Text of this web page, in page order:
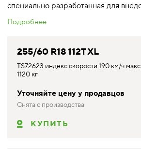
специально разработанная для
Подробнее
255/60 R18 112T XL
TS72623 индекс скорости 190 км/ч
1120 кг
Уточняйте цену у продавцов
Снята с производства
КУПИТЬ